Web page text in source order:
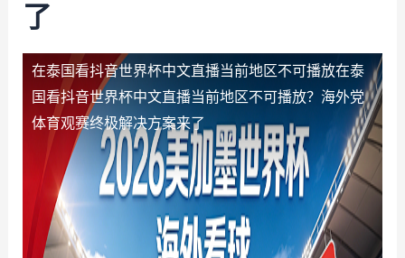
了
在泰国看抖音世界杯中文直播当前地区不可播放在泰
国看抖音世界杯中文直播当前地区不可播放？海外党
体育观赛终极解决方案来了